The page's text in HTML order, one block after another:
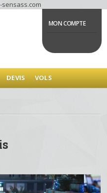
MON COMPTE
DEVIS VOLS